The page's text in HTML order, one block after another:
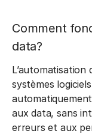
Comment
data?
L’automatisation
systèmes
aux data, sans
erreurs et aux